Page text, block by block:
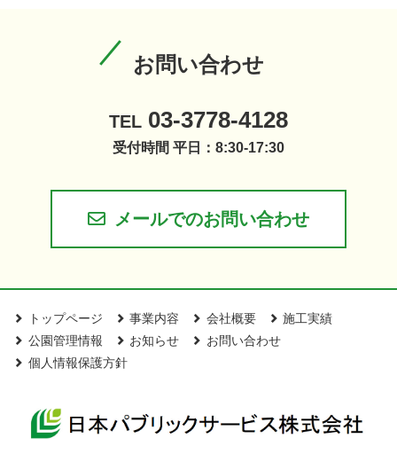
お問い合わせ
TEL 03-3778-4128
受付時間 平日：8:30-17:30
メールでのお問い合わせ
トップページ 事業内容 会社概要
施工実績
公園管理情報
お知らせ
お問い合わせ
個人情報保護方針